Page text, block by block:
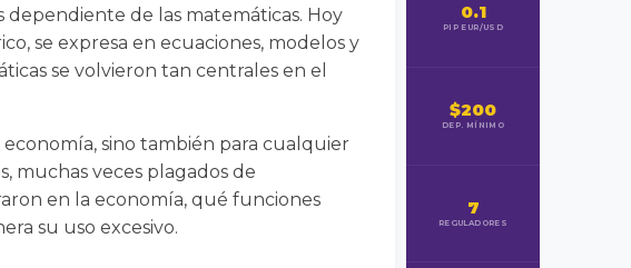
dependiente de las matemáticas. Hoy
se expresa en ecuaciones, modelos y
se volvieron tan centrales en el
sino también para cualquier
muchas veces plagados de
en la economía, qué funciones
su uso excesivo.
0.1
PIP EUR/USD
$200
DEP. MÍNIMO
7
REGULADORES